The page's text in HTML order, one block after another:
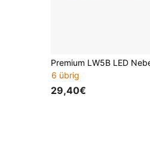
6 übrig
29,40€